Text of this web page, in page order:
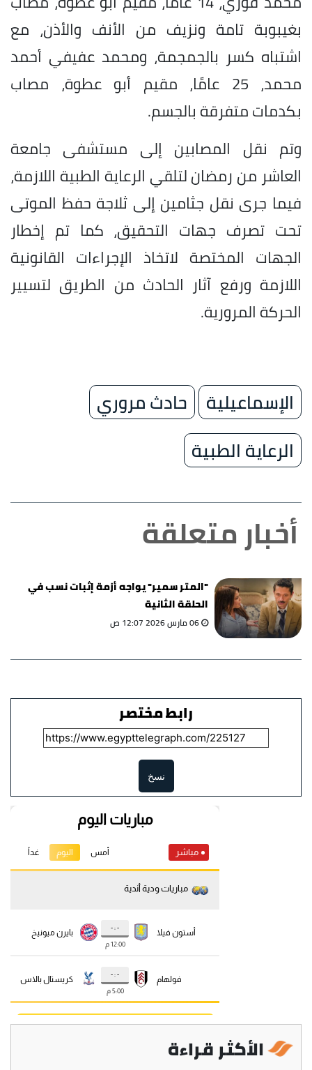
بغيبوبة تامة ونزيف من الأنف والأذن، مع
اشتباه كسر بالجمجمة، ومحمد عفيفي أحمد
محمد، 25 عامًا، مقيم أبو عطوة، مصاب
بكدمات متفرقة بالجسم.
وتم نقل المصابين إلى مستشفى جامعة
العاشر من رمضان لتلقي الرعاية الطبية اللازمة،
فيما جرى نقل جثامين إلى ثلاجة حفظ الموتى
تحت تصرف جهات التحقيق، كما تم إخطار
الجهات المختصة لاتخاذ الإجراءات القانونية
اللازمة ورفع آثار الحادث من الطريق لتسيير
الحركة المرورية.
الإسماعيلية
حادث مروري
الرعاية الطبية
أخبار متعلقة
"المتر سمير" يواجه أزمة إثبات نسب في
الحلقة الثانية
06 مارس 2026 12:07 ص
رابط مختصر
نسخ
الأكثر قراءة